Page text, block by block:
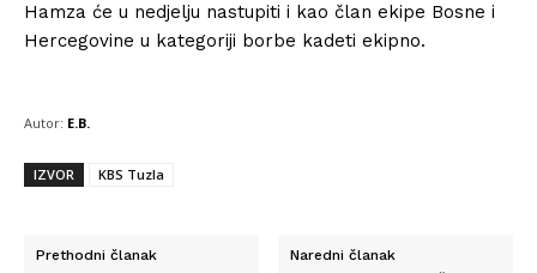
Hamza će u nedjelju nastupiti i kao član ekipe Bosne i
Hercegovine u kategoriji borbe kadeti ekipno.
Autor: E.B.
IZVOR KBS Tuzla
Prethodni članak Naredni članak